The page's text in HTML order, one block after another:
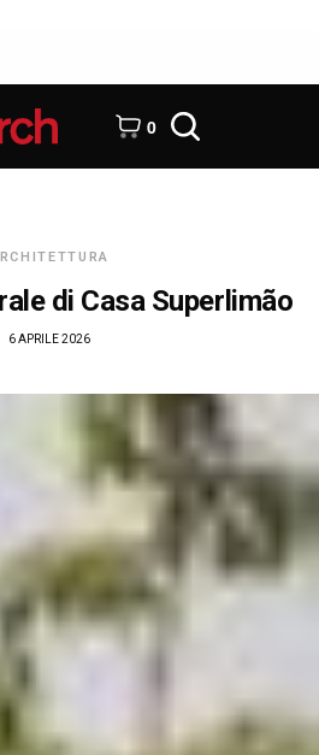
0
di Casa Superlimão
6 APRILE 2026